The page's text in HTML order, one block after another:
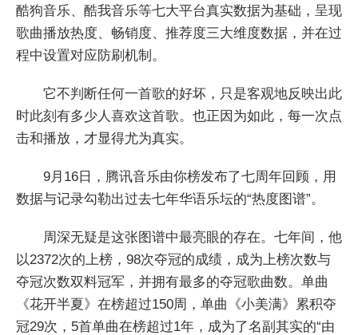
酷狗音乐、酷我音乐等七大平台真实数据为基础，呈现
歌曲播放热度、畅销度、推荐度三大维度数据，并在过
程中设置对应防刷机制。
它不判断任何一首歌的好坏，只是客观地反映出此
时此刻有多少人喜欢这首歌。也正因为如此，每一次点
击和播放，才显得尤为真实。
9月16日，腾讯音乐由你榜发布了七周年回顾，用
数据与记录勾勒出过去七年华语乐坛的“热度图谱”。
周深无疑是这张图谱中最亮眼的存在。七年间，他
以2372次的上榜，98次夺冠的成绩，成为上榜次数与
夺冠次数双料冠军，并拥有最多的夺冠歌曲数。单曲
《花开半夏》在榜超过150周，单曲《小美满》累积夺
冠29次，5首单曲在榜超过1年，成为了名副其实的“由